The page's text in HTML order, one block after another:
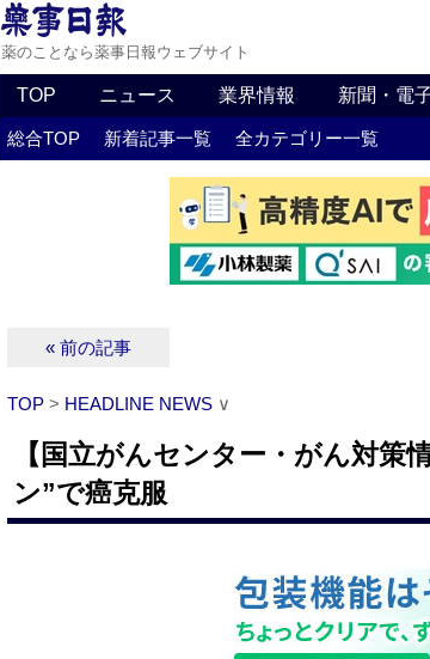
薬のことなら薬事日報ウェブサイト
TOP ニュース 業界情報 新聞・電
総合TOP 新着記事一覧 全カテゴリー一覧
« 前の記事
TOP > HEADLINE NEWS ∨
【国立がんセンター・がん対策
ン”で癌克服